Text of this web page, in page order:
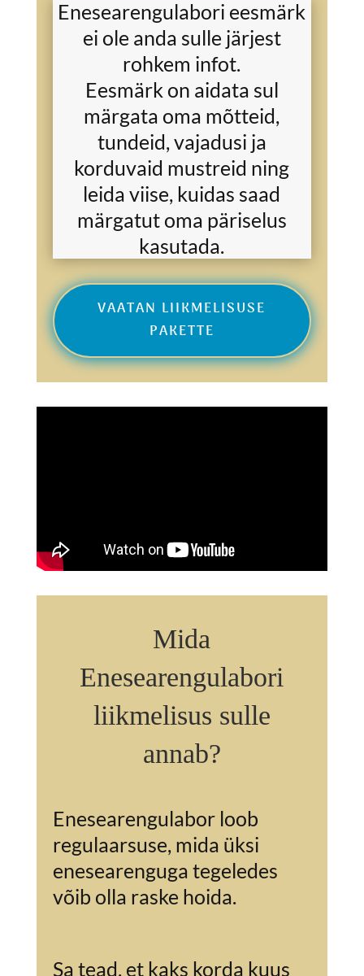
Enesearengulabori eesmärk
ei ole anda sulle järjest
rohkem infot.
Eesmärk on aidata sul
märgata oma mõtteid,
tundeid, vajadusi ja
korduvaid mustreid ning
leida viise, kuidas saad
märgatut oma päriselus
kasutada.
VAATAN LIIKMELISUSE
PAKETTE
Mida
Enesearengulabori
liikmelisus sulle
annab?
Enesearengulabor loob
regulaarsuse, mida üksi
enesearenguga tegeledes
võib olla raske hoida.
Sa tead, et kaks korda kuus